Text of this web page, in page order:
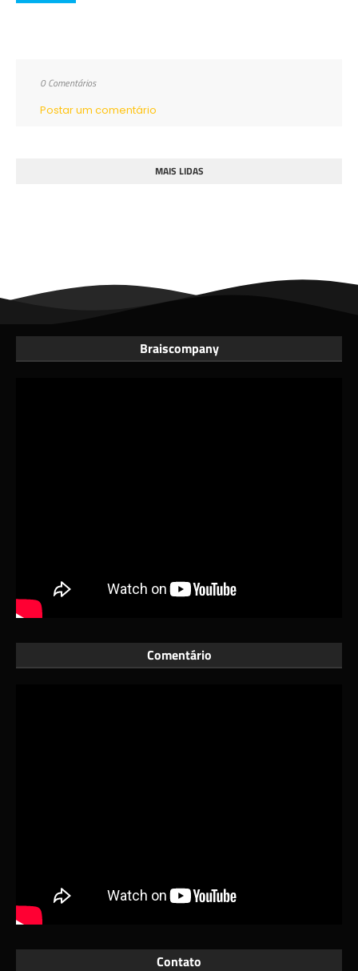
0 Comentários
Postar um comentário
MAIS LIDAS
Braiscompany
Comentário
Contato